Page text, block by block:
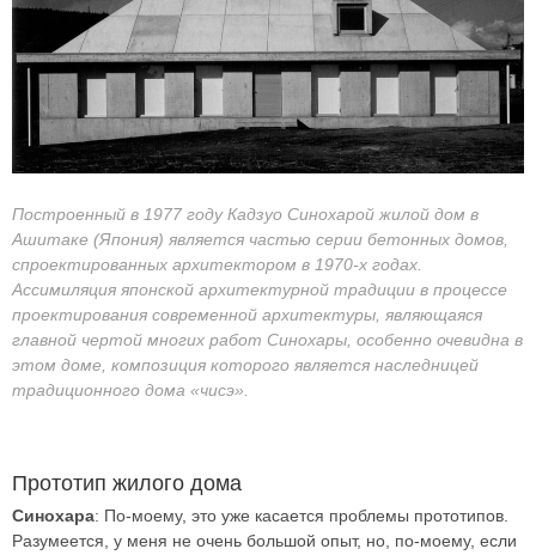
Построенный в 1977 году Кадзуо Синохарой жилой дом в
Ашитаке (Япония) является частью серии бетонных домов,
спроектированных архитектором в 1970-х годах.
Ассимиляция японской архитектурной традиции в процессе
проектирования современной архитектуры, являющаяся
главной чертой многих работ Синохары, особенно очевидна в
этом доме, композиция которого является наследницей
традиционного дома «чисэ».
Прототип жилого дома
Синохара: По-моему, это уже касается проблемы прототипов.
Разумеется, у меня не очень большой опыт, но, по-моему, если